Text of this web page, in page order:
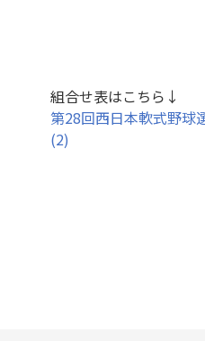
組合せ表はこちら↓
第28回西日本軟式野
(2)